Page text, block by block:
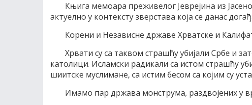
Књига мемоара преживелог Јеврејина из
актуелно у контексту зверстава која се данас
Корени и Независне државе Хрватске и
Хрвати су са таквом страшћу убијали Србе и
католици. Исламски радикали са истом страшћу
шиитске муслимане, са истим бесом са којим су
Имамо пар држава монструма, раздвојених у